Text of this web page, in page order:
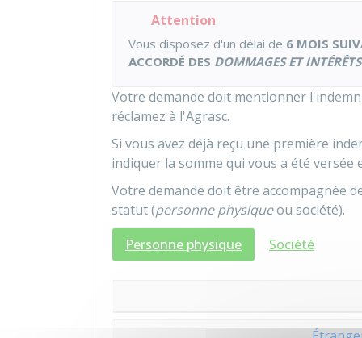
Attention
Vous disposez d'un délai de 6 MOIS
ACCORDÉ DES DOMMAGES ET INTÉRÊTS
Votre demande doit mentionner
réclamez à l'Agrasc.
Si vous avez déjà reçu une première
indiquer la somme qui vous a été
Votre demande doit être accompagnée
statut (personne physiqueou société).
Personne physique
Société